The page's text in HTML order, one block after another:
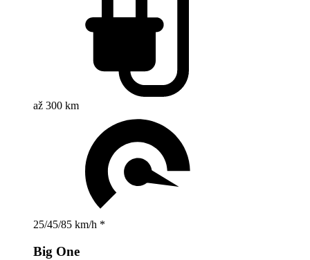
až 300 km
25/45/85 km/h *
Big One